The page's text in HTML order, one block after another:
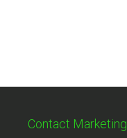
Contact Marketing